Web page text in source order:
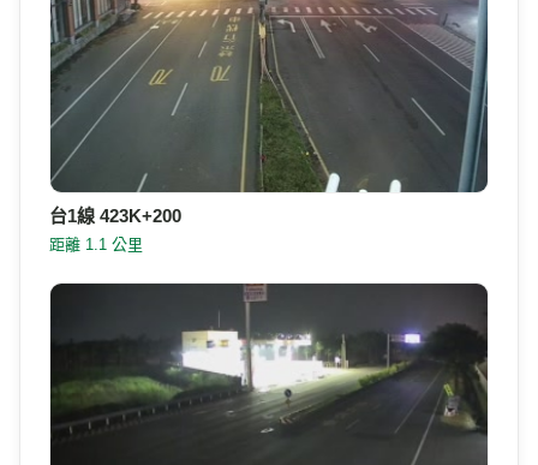
台1線 423K+200
距離 1.1 公里